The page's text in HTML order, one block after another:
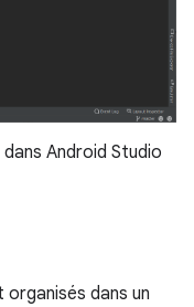
Android Studio
dans un